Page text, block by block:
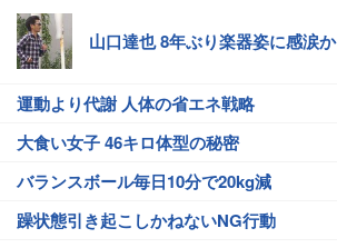
山口達也 8年ぶり楽器姿に感涙か
運動より代謝 人体の省エネ戦略
大食い女子 46キロ体型の秘密
バランスボール毎日10分で20kg減
躁状態引き起こしかねないNG行動